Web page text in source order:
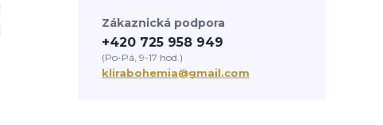
Zákaznická podpora
+420 725 958 949
(Po-Pá, 9-17 hod.)
klirabohemia@gmail.com